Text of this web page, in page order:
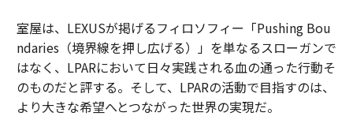
室屋は、LEXUSが掲げるフィロソフィー「Pushing Bou
ndaries（境界線を押し広げる）」を単なるスローガンで
はなく、LPARにおいて日々実践される血の通った行動そ
のものだと評する。そして、LPARの活動で目指すのは、
より大きな希望へとつながった世界の実現だ。